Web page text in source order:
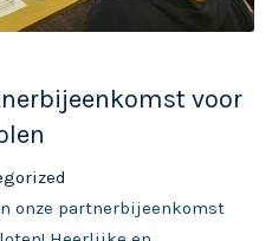
voor
onze partnerbijeenkomst